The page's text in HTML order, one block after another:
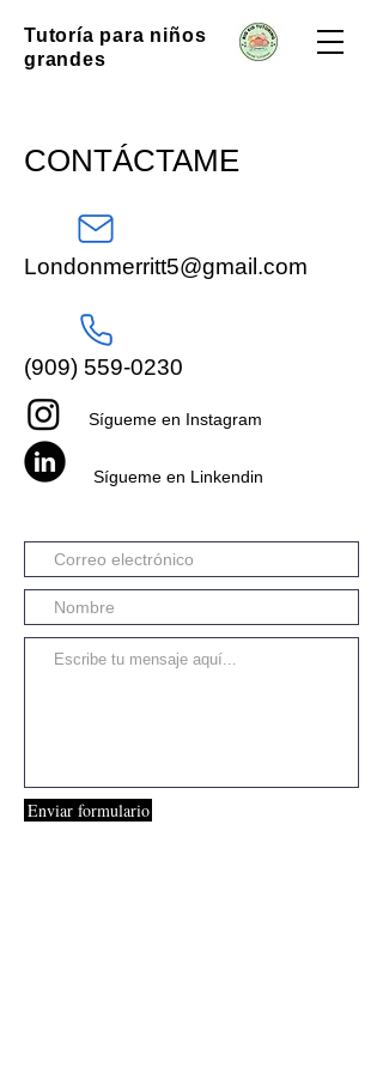
Tutoría para niños
grandes
CONTÁCTAME
Londonmerritt5@gmail.com
(909) 559-0230
Sígueme en Instagram
Sígueme en Linkendin
Enviar formulario